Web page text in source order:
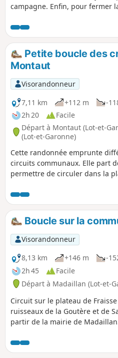
campagne. Enfin, pour fermer
Petite boucle des
Montaut
Visorandonneur
7,11 km
+112 m
-
2h 20
Facile
Départ à Montaut (Lot-et-
(Lot-et-Garonne)
Cette randonnée emprunte
circuits communaux. Elle part
permettre de circuler dans la
Boucle sur la
Visorandonneur
8,13 km
+146 m
-
2h 45
Facile
Départ à Madaillan (Lot-et-
Circuit sur le plateau de
ruisseaux de la Goutère et de
partir de la mairie de